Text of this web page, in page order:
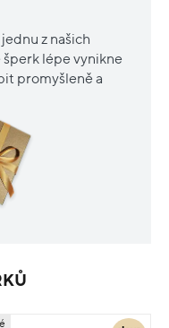
z našich
lépe vynikne
promyšleně a